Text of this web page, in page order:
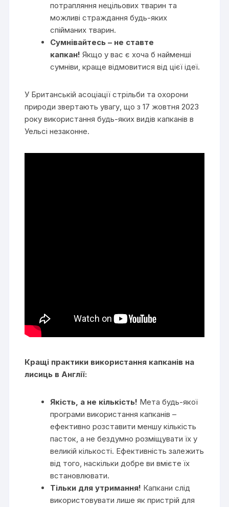
потрапляння нецільових тварин та
можливі страждання будь-яких
спійманих тварин.
Сумнівайтесь – не ставте
капкан! Якщо у вас є хоча б найменші
сумніви, краще відмовитися від цієї ідеї.
У Британській асоціації стрільби та охорони
природи звертають увагу, що з 17 жовтня 2023
року використання будь-яких видів капканів в
Уельсі незаконне.
Кращі практики використання капканів на
лисиць в Англії:
Якість, а не кількість! Мета будь-якої
програми використання капканів –
ефективно розставити меншу кількість
пасток, а не бездумно розміщувати їх у
великій кількості. Ефективність залежить
від того, наскільки добре ви вмієте їх
встановлювати.
Тільки для утримання! Капкани слід
використовувати лише як пристрій для